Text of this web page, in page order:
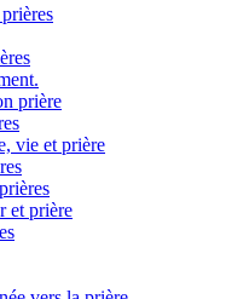
prière
vie et prière
et prière